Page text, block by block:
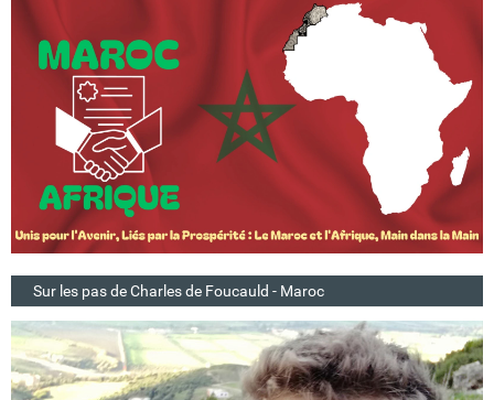
Sur les pas de Charles de Foucauld - Maroc